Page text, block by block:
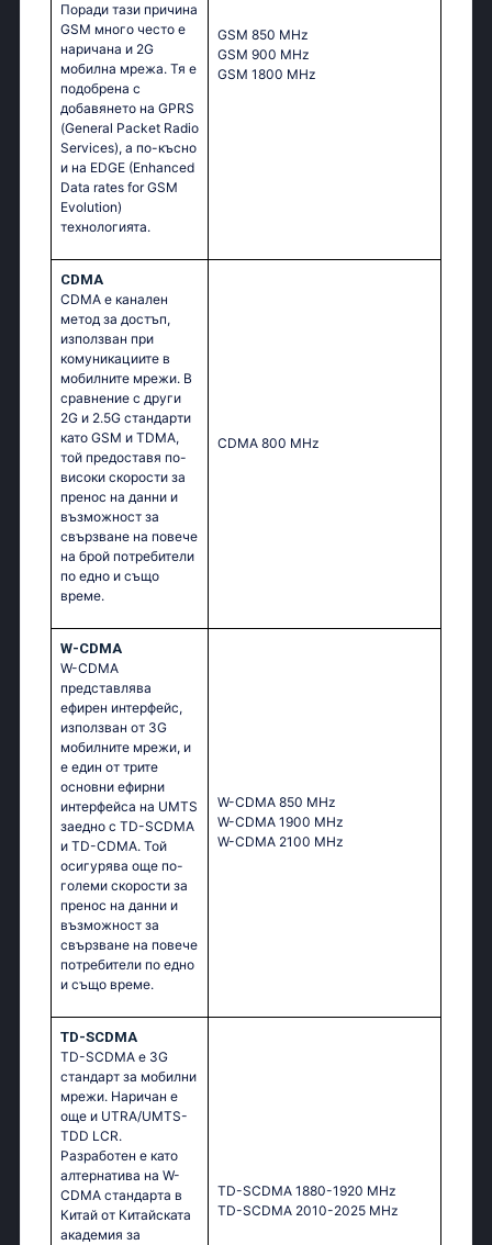
Поради тази причина
GSM много често е
наричана и 2G
мобилна мрежа. Тя е
подобрена с
добавянето на GPRS
(General Packet Radio
Services), а по-късно
и на EDGE (Enhanced
Data rates for GSM
Evolution)
технологията.
GSM 850 MHz
GSM 900 MHz
GSM 1800 MHz
CDMA
CDMA е канален
метод за достъп,
използван при
комуникациите в
мобилните мрежи. В
сравнение с други
2G и 2.5G стандарти
като GSM и TDMA,
той предоставя по-
високи скорости за
пренос на данни и
възможност за
свързване на повече
на брой потребители
по едно и също
време.
CDMA 800 MHz
W-CDMA
W-CDMA
представлява
ефирен интерфейс,
използван от 3G
мобилните мрежи, и
е един от трите
основни ефирни
интерфейса на UMTS
заедно с TD-SCDMA
и TD-CDMA. Той
осигурява още по-
големи скорости за
пренос на данни и
възможност за
свързване на повече
потребители по едно
и също време.
W-CDMA 850 MHz
W-CDMA 1900 MHz
W-CDMA 2100 MHz
TD-SCDMA
TD-SCDMA е 3G
стандарт за мобилни
мрежи. Наричан е
още и UTRA/UMTS-
TDD LCR.
Разработен е като
алтернатива на W-
CDMA стандарта в
Китай от Китайската
академия за
TD-SCDMA 1880-1920 MHz
TD-SCDMA 2010-2025 MHz